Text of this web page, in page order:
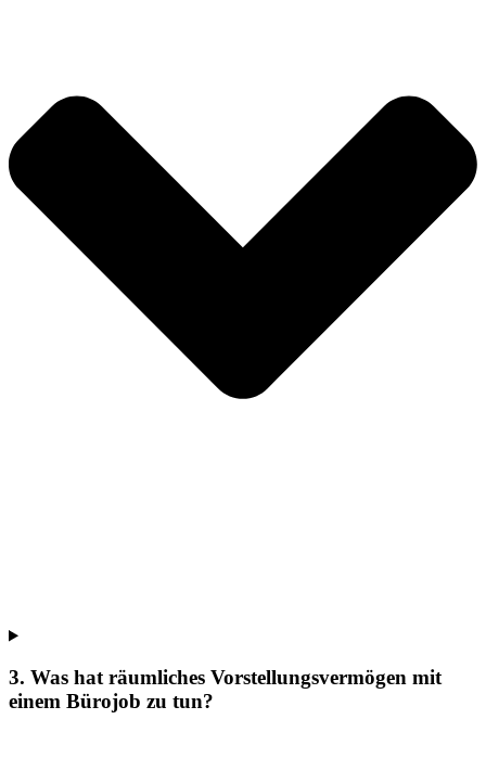
3. Was hat räumliches Vorstellungsvermögen mit
einem Bürojob zu tun?